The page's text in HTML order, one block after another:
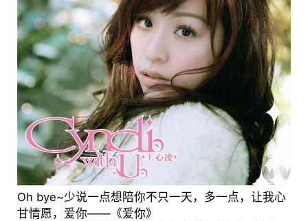
Oh bye~少说一点想陪你不只一天，多一点，让我心
甘情愿，爱你——《爱你》